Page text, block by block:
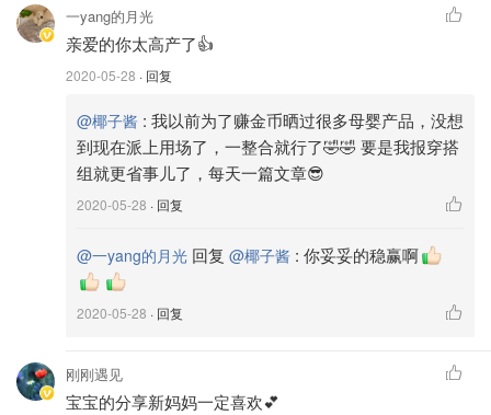
但是每个宝宝抓握能力的发展快慢都有一定差别，只是作为
参考哦～
🍄食品级硅胶绝对安全，非常柔软不会伤到宝宝牙床，却又
能满足磨牙期的口欲。
🍄小蘑菇的两个小啾啾是按照母乳设计的，宝宝很容易接
会戳到喉咙。
🍄蒸汽消毒机、微波炉、水煮、洗碗机都可以。
🍄造型可爱，颜色选择多样（蓝色、黄色、绿色、橙色），
而且还附赠了一个盒子方便外出携带，非常贴心。
一yang的月光
亲爱的你太高产了👍
2020-05-28 · 回复
@椰子酱 : 我以前为了赚金币晒过很多母婴产品，没想
到现在派上用场了，一整合就行了🤣🤣 要是我报穿搭
组就更省事儿了，每天一篇文章😎
2020-05-28 · 回复
@一yang的月光 回复 @椰子酱 : 你妥妥的稳赢啊
2020-05-28 · 回复
刚刚遇见
宝宝的分享新妈妈一定喜欢💕